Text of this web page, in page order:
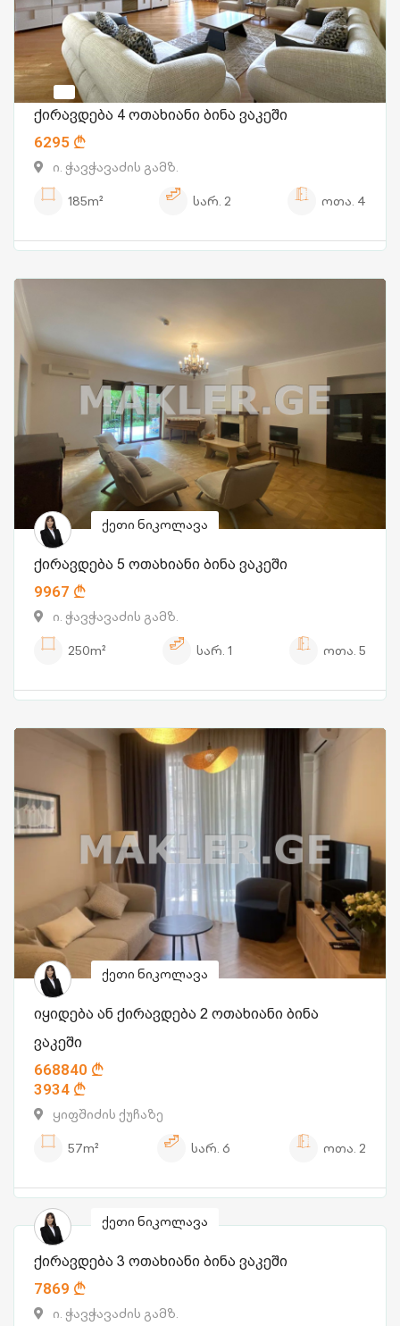
ქირავდება 4 ოთახიანი ბინა ვაკეში
6295
ი. ჭავჭავაძის გამზ.
185m²
სარ. 2 ოთა. 4
ქეთი ნიკოლავა
ქირავდება 5 ოთახიანი ბინა ვაკეში
9967
ი. ჭავჭავაძის გამზ.
250m²
სარ. 1 ოთა. 5
ქეთი ნიკოლავა
იყიდება ან ქირავდება 2 ოთახიანი ბინა
ვაკეში
668840
3934
ყიფშიძის ქუჩაზე
57m²
სარ. 6 ოთა. 2
ქეთი ნიკოლავა
ქირავდება 3 ოთახიანი ბინა ვაკეში
7869
ი. ჭავჭავაძის გამზ.